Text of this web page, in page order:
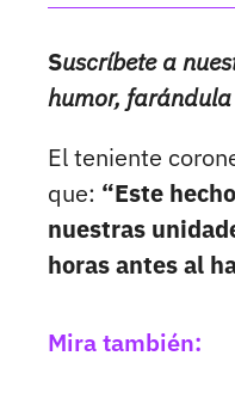
Suscríbete a
humor, farándula
El teniente
que: “Este
nuestras
horas antes al
Mira también: